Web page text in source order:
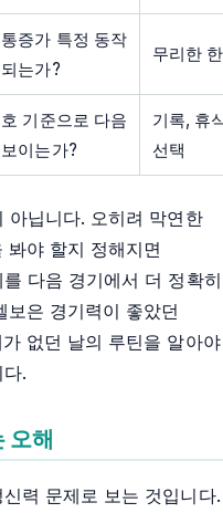
증가 특정 동작
는가?
무리한
기준으로 다음
이는가?
기록, 휴
선택
아닙니다. 오히려 막연한
봐야 할지 정해지면
다음 경기에서 더 정확히
은 경기력이 좋았던
없던 날의 루틴을 알아야
.
오해
력 문제로 보는 것입니다.